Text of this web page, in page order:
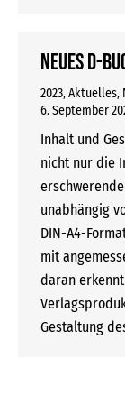
Neues D-
2023,Aktuelles,
6. September
Inhalt und
nicht nur die
unabhängig
DIN-A4-
mit
daran
Gestaltung